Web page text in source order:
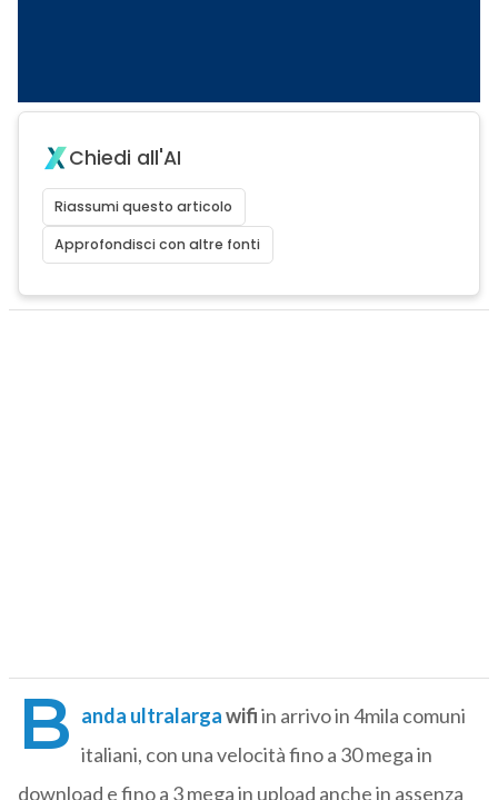
Chiedi all'AI
Riassumi questo articolo
Approfondisci con altre fonti
B anda ultralargawifiin arrivo in 4mila comuni
italiani, con una velocità fino a 30 mega in
download e fino a 3 mega in upload anche in assenza